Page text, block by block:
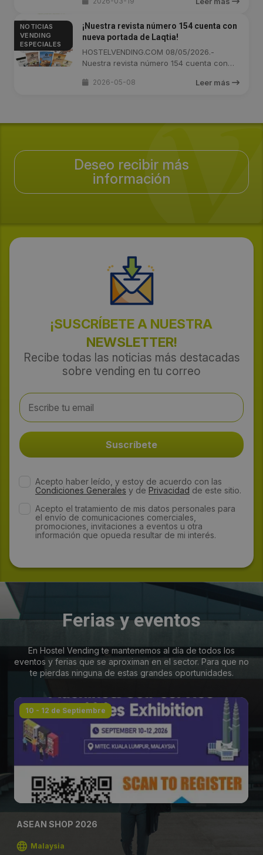
NOTICIAS
VENDING
ESPECIALES
¡Nuestra revista número 154 cuenta con
nueva portada de Laqtia!
HOSTELVENDING.COM 08/05/2026.-
Nuestra revista número 154 cuenta con
2026-05-08 Leer más
Deseo recibir más
información
¡SUSCRÍBETE A NUESTRA
NEWSLETTER!
Recibe todas las noticias más destacadas
sobre vending en tu correo
Acepto haber leído, y estoy de acuerdo con las
Condiciones Generales y de Privacidad de este sitio.
Acepto el tratamiento de mis datos personales para
el envío de comunicaciones comerciales,
promociones, invitaciones a eventos u otra
información que opueda resultar de mi interés.
Ferias y eventos
En Hostel Vending te mantenemos al día de todos los
eventos y ferias que se aproximan en el sector. Para que no
te pierdas ninguna de estas grandes oportunidades.
10 - 12 de Septiembre
ASEAN SHOP 2026
Malaysia